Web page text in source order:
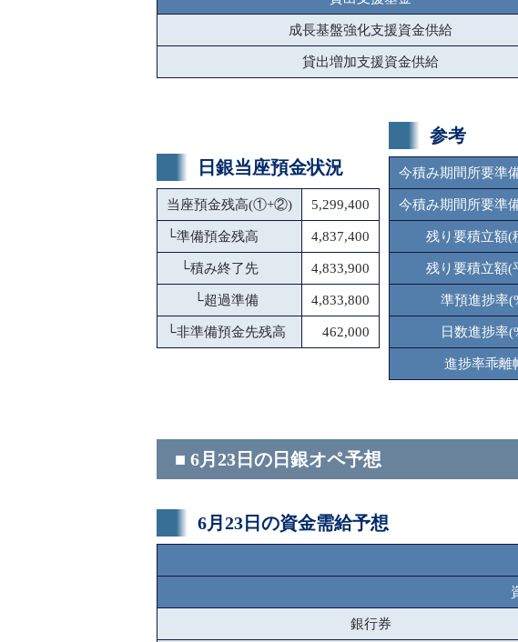
成長基盤強化支援資金供給
貸出増加支援資金供給
日銀当座預金状況
当座預金残高(①+②) 5,299,400
└準備預金残高 4,837,400
└積み終了先 4,833,900
└超過準備 4,833,800
└非準備預金先残高 462,000
参考
今積み期間所要準
今積み期間所要準
残り要積立額(
残り要積立額(
準預進捗率
日数進捗率
進捗率乖離
■ 6月23日の日銀オペ予想
6月23日の資金需給予想
銀行券